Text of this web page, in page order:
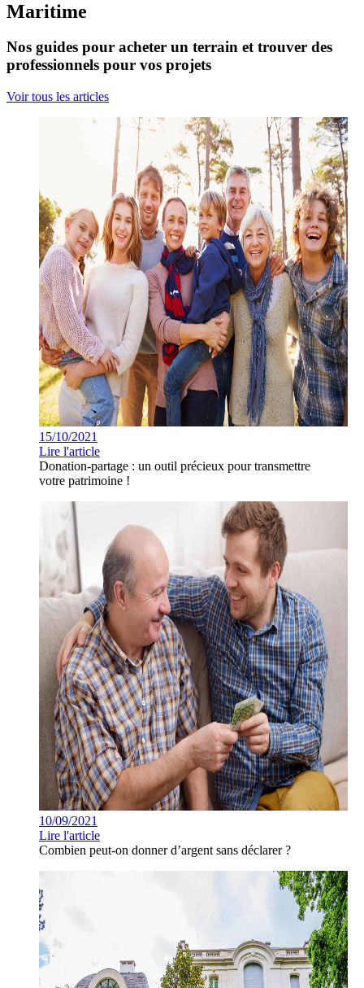
Maritime
Nos guides pour acheter un terrain et trouver des
professionnels pour vos projets
Voir tous les articles
15/10/2021
Lire l'article
Donation-partage : un outil précieux pour transmettre
votre patrimoine !
10/09/2021
Lire l'article
Combien peut-on donner d’argent sans déclarer ?